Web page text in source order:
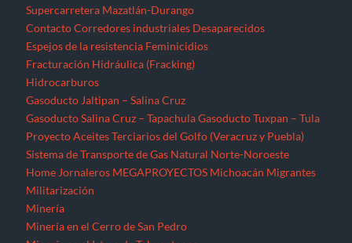
Supercarretera Mazatlán-Durango
Contacto Corredores industriales Desaparecidos
Espejos de la resistencia Feminicidios
Fracturación Hidráulica (Fracking)
Hidrocarburos
Gasoducto Jaltipan – Salina Cruz
Gasoducto Salina Cruz – Tapachula Gasoducto Tuxpan – Tula
Proyecto Aceites Terciarios del Golfo (Veracruz y Puebla)
Sistema de Transporte de Gas Natural Norte-Noroeste
Home Jornaleros MEGAPROYECTOS Michoacán Migrantes
Militarización
Minería
Minería en el Cerro de San Pedro